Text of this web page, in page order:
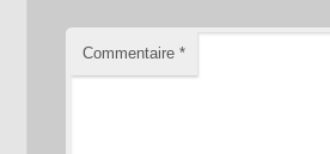
Commentaire*